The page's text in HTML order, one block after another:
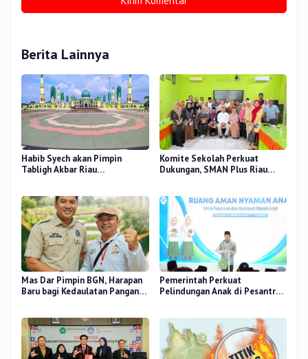
Berita Lainnya
Habib Syech akan Pimpin
Tabligh Akbar Riau
Komite Sekolah Perkuat
Dukungan, SMAN Plus Riau
Mas Dar Pimpin BGN, Harapan
Baru bagi Kedaulatan Pangan
Pemerintah Perkuat
Pelindungan Anak di Pesantren